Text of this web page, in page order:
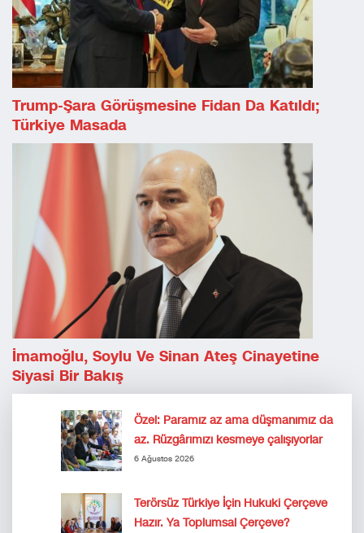
Trump-Şara Görüşmesine Fidan Da Katıldı;
Türkiye Masada
İmamoğlu, Soylu Ve Sinan Ateş Cinayetine
Siyasi Bir Bakış
Özel: Paramız az ama düşmanımız da
az. Rüzgârımızı kesmeye çalışıyorlar
6 Ağustos 2026
Terörsüz Türkiye İçin Hukuki Çerçeve
Hazır. Ya Toplumsal Çerçeve?